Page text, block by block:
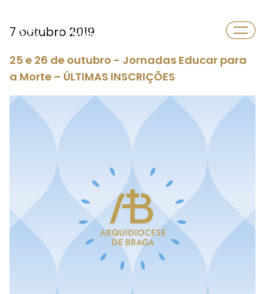
Departamento
Saúde
7 outubro 2019
25 e 26 de outubro - Jornadas Educar para
a Morte – ÚLTIMAS INSCRIÇÕES